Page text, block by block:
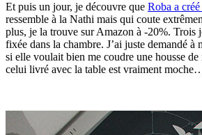
Et puis un jour, je découvre que Roba a
ressemble à la Nathi mais qui coute
plus, je la trouve sur Amazon à -20%. Trois
fixée dans la chambre. J’ai juste demandé à
si elle voulait bien me coudre une housse de
celui livré avec la table est vraiment